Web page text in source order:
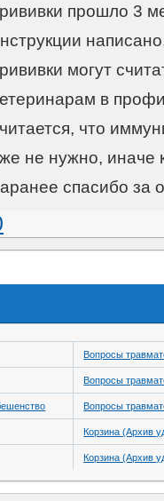
прошло 3
могут
в
что
не нужно, иначе
спасибо за
Вопросы
Вопросы
Вопросы
Корзина (Архив
Корзина (Архив